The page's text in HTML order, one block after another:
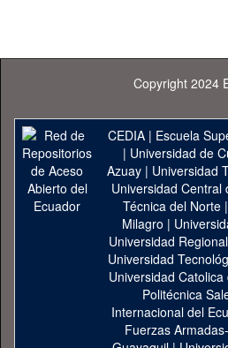
Copyright 2024
CEDIA| Escuela
| Universidad de
Azuay| Universidad
Universidad Central
Técnica del Norte |
Milagro |
Universidad
Universidad
Universidad
Politécnica
Internacional del
Fuerzas